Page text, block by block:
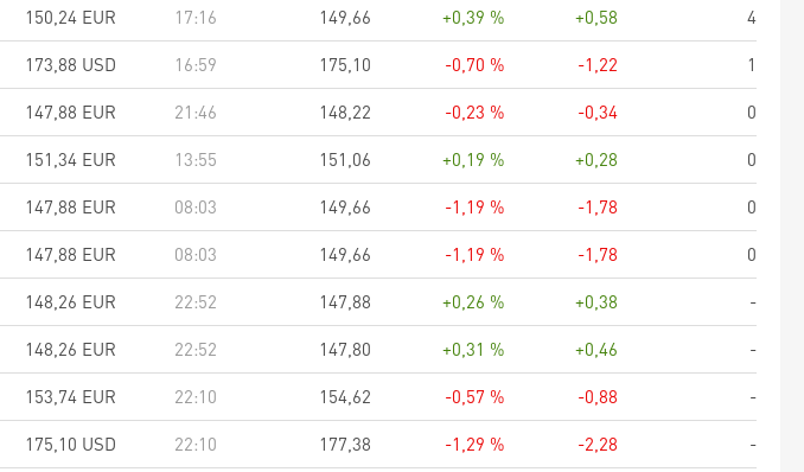
150,24 EUR 17:16 149,66 +0,39 % +0,58
4
173,88 USD 16:59 175,10 -0,70 % -1,22
1
147,88 EUR 21:46 148,22 -0,23 % -0,34
0
151,34 EUR 13:55 151,06 +0,19 % +0,28
0
147,88 EUR 08:03 149,66 -1,19 % -1,78
0
147,88 EUR 08:03 149,66 -1,19 % -1,78
0
148,26 EUR 22:52 147,88 +0,26 % +0,38
-
148,26 EUR 22:52 147,80 +0,31 % +0,46
-
153,74 EUR 22:10 154,62 -0,57 % -0,88
-
175,10 USD 22:10 177,38 -1,29 % -2,28
-